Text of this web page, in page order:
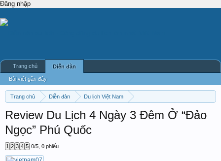
Đăng nhập
Trang chủ Diễn đàn
Du lịch Việt Nam
Review Du Lịch 4 Ngày 3 Đêm Ở “Đảo
Ngọc” Phú Quốc
1 2 3 4 5 0/5 0 phiếu
Trang chủ Diễn đàn
Bài viết gần đây